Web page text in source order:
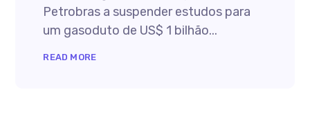
Petrobras a suspender estudos para
um gasoduto de US$ 1 bilhão...
READ MORE